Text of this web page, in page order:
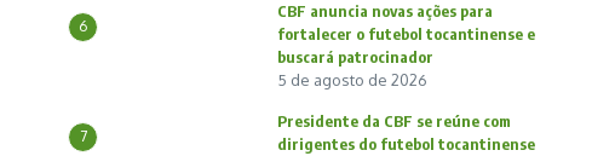
6
CBF anuncia novas ações para
fortalecer o futebol tocantinense e
buscará patrocinador
5 de agosto de 2026
7
Presidente da CBF se reúne com
dirigentes do futebol tocantinense